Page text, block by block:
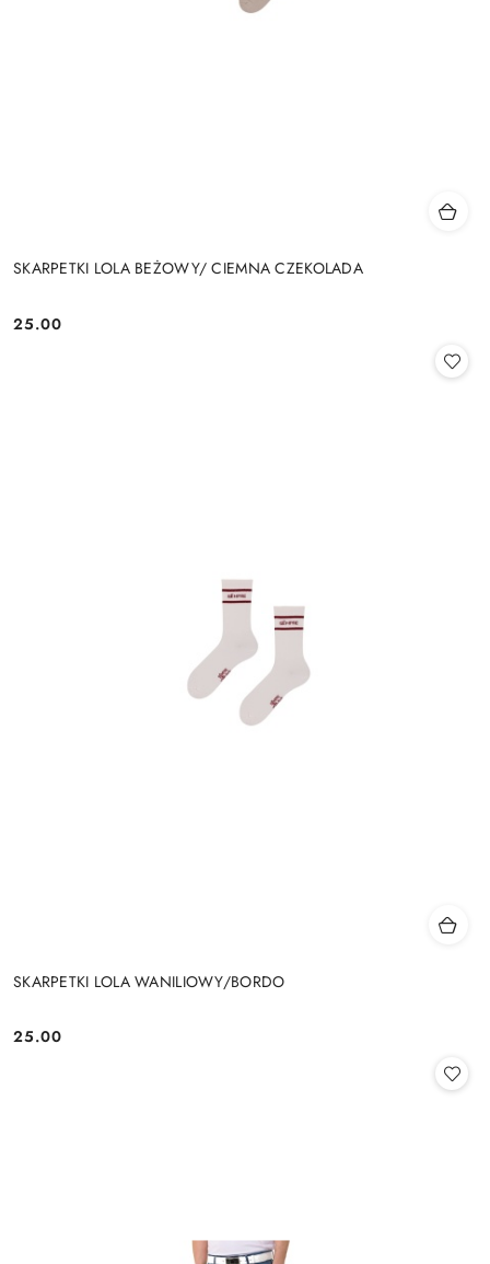
SKARPETKI LOLA BEŻOWY/ CIEMNA CZEKOLADA
Cena:
25.00
SKARPETKI LOLA WANILIOWY/BORDO
Cena:
25.00